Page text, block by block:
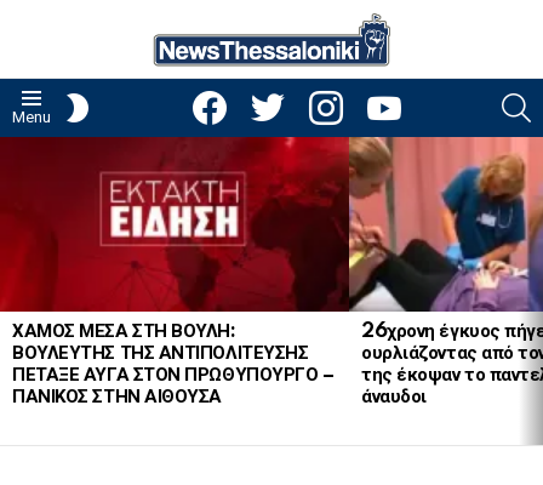
Menu
facebooktwitter instagramyoutube
ΧΑΜΟΣ ΜΕΣΑ ΣΤΗ ΒΟΥΛΗ:
ΒΟΥΛΕΥΤΗΣ ΤΗΣ ΑΝΤΙΠΟΛΙΤΕΥΣΗΣ
ΠΕΤΑΞΕ ΑΥΓΑ ΣΤΟΝ ΠΡΩΘΥΠΟΥΡΓΟ –
ΠΑΝΙΚΟΣ ΣΤΗΝ ΑΙΘΟΥΣΑ
26χρονη έγκυος
ουρλιάζοντας από
της έκοψαν το
άναυδοι